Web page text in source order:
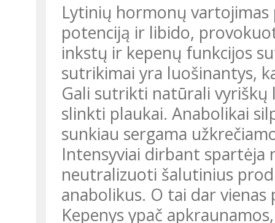
Lytinių hormonų vartojimas papildomai gali sutrikdyti lytinę
potenciją ir libido,
inkstų ir kepenų funkcijos
sutrikimai yra luošinantys,
Gali sutrikti natūrali vyriškų lytinių hormonų ir spermos sintezė,
slinkti plaukai. Anabolikai
sunkiau sergama
Intensyviai dirbant spartėja medžiagų apykaita, kepenims tenka
neutralizuoti šalutinius
anabolikus. O tai dar
Kepenys ypač